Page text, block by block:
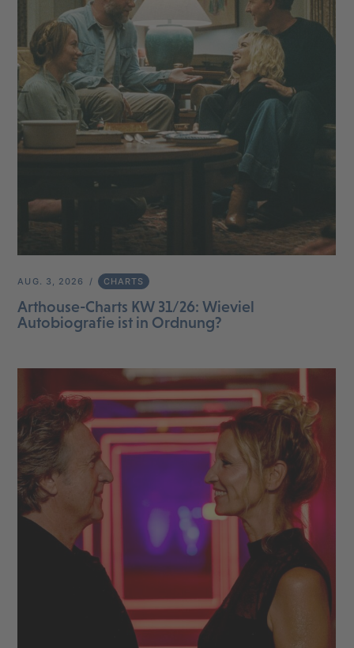
AUG. 3, 2026 CHARTS
Arthouse-Charts KW 31/26: Wieviel
Autobiografie ist in Ordnung?